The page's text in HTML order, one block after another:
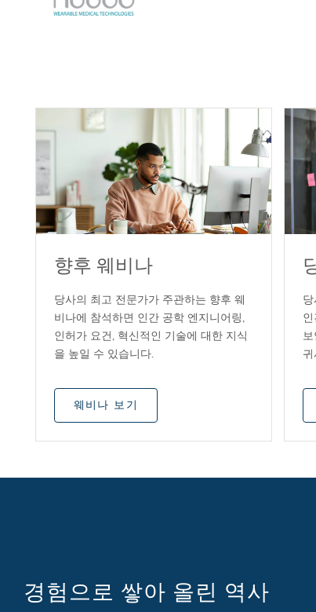
향후 웨비나
당사의 최고 전문가가 주관하는 향후 웨
비나에 참석하면 인간 공학 엔지니어링,
인허가 요건, 혁신적인 기술에 대한 지식
을 높일 수 있습니다.
웨비나 보기
경험으로 쌓아 올린 역사